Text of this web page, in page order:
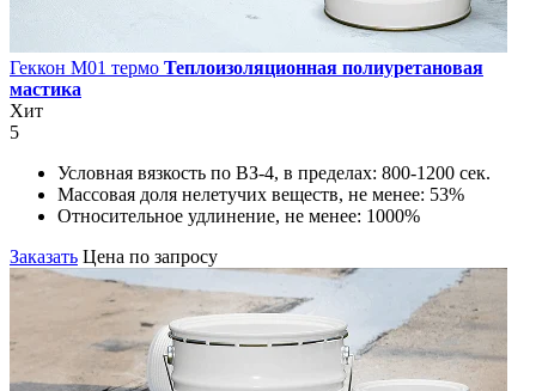
Геккон М01 термо Теплоизоляционная полиуретановая
мастика
Хит
5
Условная вязкость по ВЗ-4, в пределах: 800-1200 сек.
Массовая доля нелетучих веществ, не менее: 53%
Относительное удлинение, не менее: 1000%
Заказать Цена по запросу